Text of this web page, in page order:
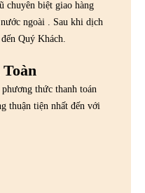
chuyên biệt giao hàng
ngoài . Sau khi dịch
Quý Khách.
thức thanh toán
thuận tiện nhất đến với